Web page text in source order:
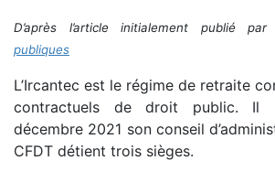
D’après l’article initialement publié
publiques
L’Ircantec est le régime de retraite
contractuels de droit public. Il
décembre 2021 son conseil
CFDT détient trois sièges.